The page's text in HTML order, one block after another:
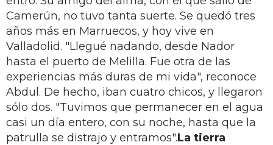
Ca­merún, no tuvo tanta suerte. Se que­dó tres
años más en Marruecos, y hoy vive en
Valladolid. "Llegué nadando, desde Nador
hasta el puerto de Meli­lla. Fue otra de las
experiencias más duras de mi vida", reconoce
Abdul. De hecho, iban cuatro chicos, y llegaron
sólo dos. "Tuvimos que permanecer en el agua
casi un día entero, con su noche, hasta que la
patrulla se distra­jo y entramos".La tierra